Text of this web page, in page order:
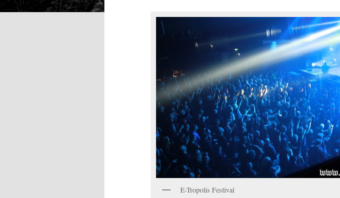
E-Tropolis Festival